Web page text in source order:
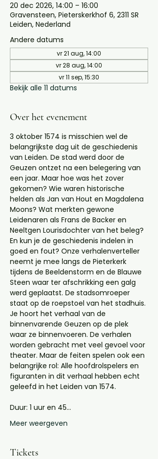
20 dec 2026, 14:00 – 16:00
Gravensteen, Pieterskerkhof 6, 2311 SR
Leiden, Nederland
Andere datums
vr 21 aug, 14:00
vr 28 aug, 14:00
vr 11 sep, 15:30
Bekijk alle 11 datums
Over het evenement
3 oktober 1574 is misschien wel de
belangrijkste dag uit de geschiedenis
van Leiden. De stad werd door de
Geuzen ontzet na een belegering van
een jaar. Maar hoe was het zover
gekomen? Wie waren historische
helden als Jan van Hout en Magdalena
Moons? Wat merkten gewone
Leidenaren als Frans de Backer en
Neeltgen Lourisdochter van het beleg?
En kun je de geschiedenis indelen in
goed en fout? Onze verhalenverteller
neemt je mee langs de Pieterkerk
tijdens de Beeldenstorm en de Blauwe
Steen waar ter afschrikking een galg
werd geplaatst. De stadsomroeper
staat op de roepstoel van het stadhuis.
Je hoort het verhaal van de
binnenvarende Geuzen op de plek
waar ze binnenvoeren. De verhalen
worden gebracht met veel gevoel voor
theater. Maar de feiten spelen ook een
belangrijke rol: Alle hoofdrolspelers en
figuranten in dit verhaal hebben echt
geleefd in het Leiden van 1574.
Duur: 1 uur en 45…
Meer weergeven
Tickets